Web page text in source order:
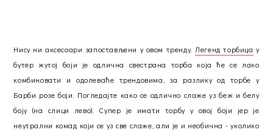
Нису ни аксесоари запостављени у овом тренду. Легенд торбица у
бутер жутој боји је одлична свестрана торба која ће се лако
комбиновати и одолеваће трендовима, за разлику од торбе у
Барби розе боји. Погледајте како се одлично слаже уз беж и белу
боју (на слици лево). Супер је имати торбу у овој боји јер је
неутрални комад који се уз све слаже, али је и необична - уколико